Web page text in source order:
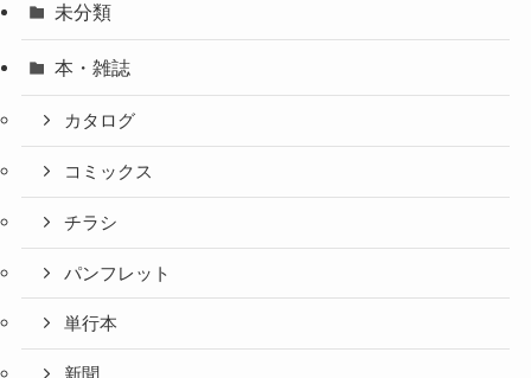
未分類
本・雑誌
カタログ
コミックス
チラシ
パンフレット
単行本